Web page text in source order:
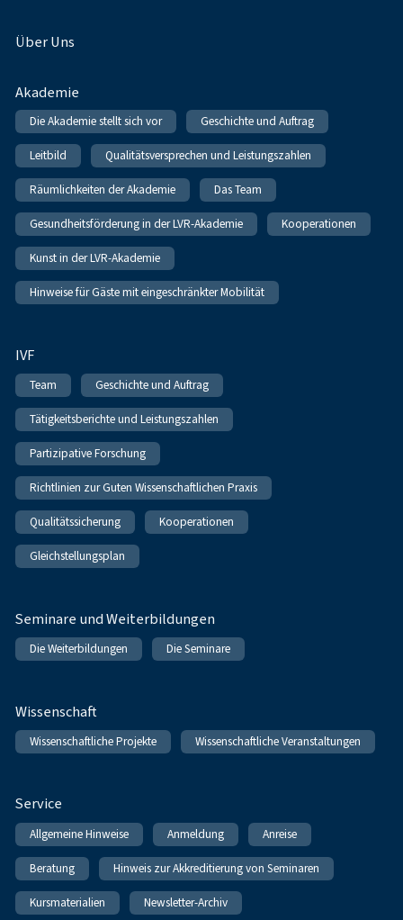
Fußnavigation
Über Uns
Akademie
Die Akademie stellt sich vor Geschichte und Auftrag
Leitbild Qualitätsversprechen und Leistungszahlen
Räumlichkeiten der Akademie Das Team
Gesundheitsförderung in der LVR-Akademie Kooperationen
Kunst in der LVR-Akademie
Hinweise für Gäste mit eingeschränkter Mobilität
IVF
Team Geschichte und Auftrag
Tätigkeitsberichte und Leistungszahlen
Partizipative Forschung
Richtlinien zur Guten Wissenschaftlichen Praxis
Qualitätssicherung Kooperationen
Gleichstellungsplan
Seminare und Weiterbildungen
Die Weiterbildungen Die Seminare
Wissenschaft
Wissenschaftliche Projekte Wissenschaftliche Veranstaltungen
Service
Allgemeine Hinweise Anmeldung Anreise
Beratung Hinweis zur Akkreditierung von Seminaren
Kursmaterialien Newsletter-Archiv